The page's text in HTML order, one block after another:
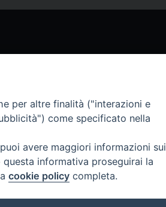
per altre finalità ("interazioni e
come specificato nella
avere maggiori informazioni sui
informativa proseguirai la
cookie policy completa.